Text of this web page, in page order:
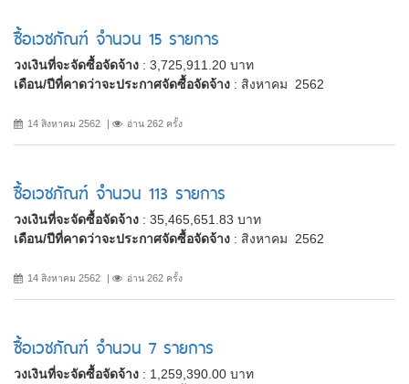
ซื้อเวชภัณฑ์ จำนวน 15 รายการ
วงเงินที่จะจัดซื้อจัดจ้าง : 3,725,911.20 บาท
เดือน/ปีที่คาดว่าจะประกาศจัดซื้อจัดจ้าง : สิงหาคม 2562
14 สิงหาคม 2562 อ่าน 262 ครั้ง
ซื้อเวชภัณฑ์ จำนวน 113 รายการ
วงเงินที่จะจัดซื้อจัดจ้าง : 35,465,651.83 บาท
เดือน/ปีที่คาดว่าจะประกาศจัดซื้อจัดจ้าง : สิงหาคม 2562
14 สิงหาคม 2562 อ่าน 262 ครั้ง
ซื้อเวชภัณฑ์ จำนวน 7 รายการ
วงเงินที่จะจัดซื้อจัดจ้าง : 1,259,390.00 บาท